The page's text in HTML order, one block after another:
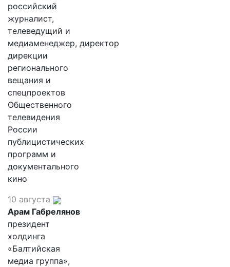
российский
журналист,
телеведущий и
медиаменеджер, директор
дирекции
регионального
вещания и
спецпроектов
Общественного
телевидения
России
публицистических
программ и
документального
кино
10 августа
Арам Габрелянов
президент
холдинга
«Балтийская
медиа группа»,